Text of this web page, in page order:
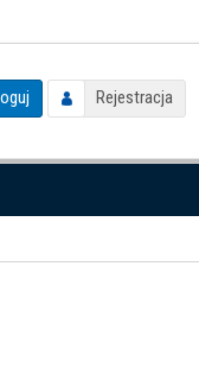
Rejestracja